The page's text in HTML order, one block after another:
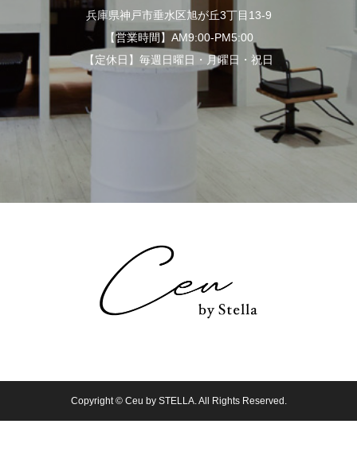
兵庫県神戸市垂水区旭が丘3丁目13-9
【営業時間】AM9:00-PM5:00
【定休日】毎週日曜日・月曜日・祝日
Copyright © Ceu by STELLA. All Rights Reserved.